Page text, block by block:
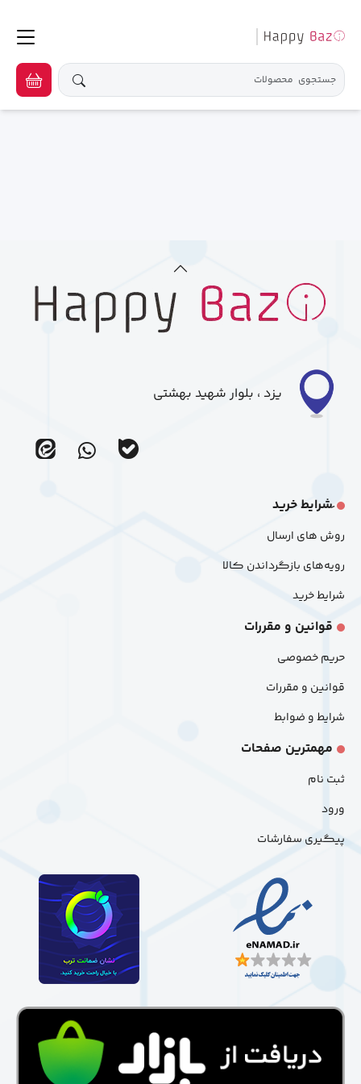
یزد ، بلوار شهید بهشتی
ir_bale
ir_eitaa
َشرایط خرید
روش های ارسال
رویه‌های بازگرداندن کالا
شرایط خرید
قوانین و مقررات
حریم خصوصی
قوانین و مقررات
شرایط و ضوابط
مهمترین صفحات
ثبت نام
ورود
پیگیری سفارشات